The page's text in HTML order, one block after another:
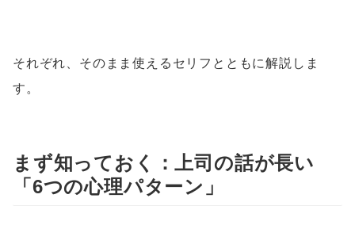
それぞれ、そのまま使えるセリフとともに解説しま
す。
まず知っておく：上司の話が長い
「6つの心理パターン」